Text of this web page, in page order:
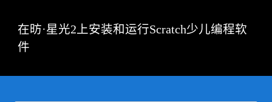
在昉·星光2上安装和运行Scratch少儿编程软
件